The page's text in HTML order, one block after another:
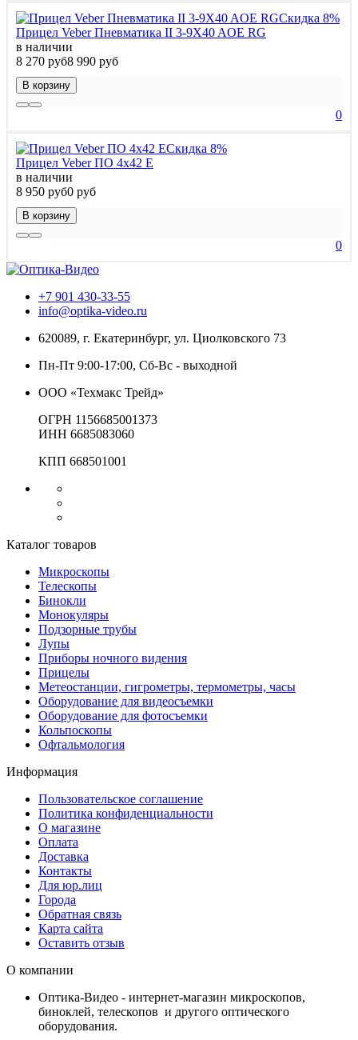
Скидка 8%
Прицел Veber Пневматика II 3-9X40 AOE RG
в наличии
8 270 руб8 990 руб
В корзину
0
Скидка 8%
Прицел Veber ПО 4x42 Е
в наличии
8 950 руб0 руб
В корзину
0
+7 901 430-33-55
info@optika-video.ru
620089, г. Екатеринбург, ул. Циолковского 73
Пн-Пт 9:00-17:00, Сб-Вс - выходной
ООО «Техмакс Трейд»
ОГРН 1156685001373
ИНН 6685083060
КПП 668501001
Каталог товаров
Микроскопы
Телескопы
Бинокли
Монокуляры
Подзорные трубы
Лупы
Приборы ночного видения
Прицелы
Метеостанции, гигрометры, термометры, часы
Оборудование для видеосъемки
Оборудование для фотосъемки
Кольпоскопы
Офтальмология
Информация
Пользовательское соглашение
Политика конфиденциальности
О магазине
Оплата
Доставка
Контакты
Для юр.лиц
Города
Обратная связь
Карта сайта
Оставить отзыв
О компании
Оптика-Видео - интернет-магазин микроскопов,
биноклей, телескопов и другого оптического
оборудования.